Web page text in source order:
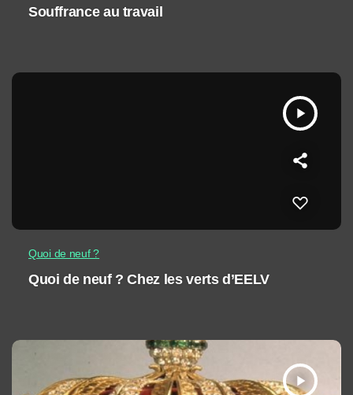
Souffrance au travail
play_arrow
Quoi de neuf ?
Quoi de neuf ? Chez les verts d’EELV
play_arrow